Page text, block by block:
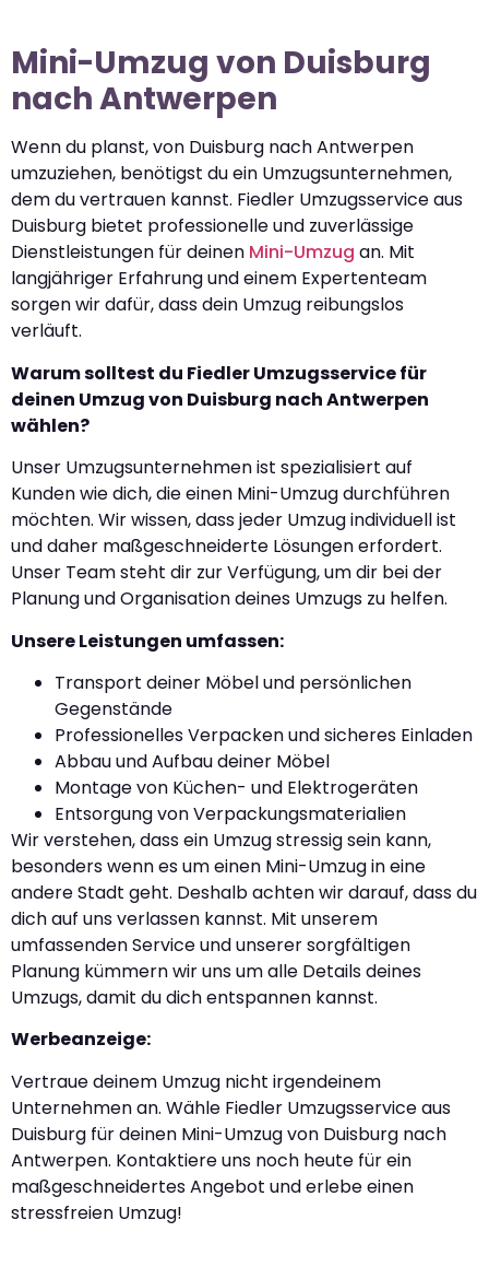
Mini-Umzug von Duisburg
nach Antwerpen
Wenn du planst, von Duisburg nach Antwerpen
umzuziehen, benötigst du ein Umzugsunternehmen,
dem du vertrauen kannst. Fiedler Umzugsservice aus
Duisburg bietet professionelle und zuverlässige
Dienstleistungen für deinen Mini-Umzug an. Mit
langjähriger Erfahrung und einem Expertenteam
sorgen wir dafür, dass dein Umzug reibungslos
verläuft.
Warum solltest du Fiedler Umzugsservice für
deinen Umzug von Duisburg nach Antwerpen
wählen?
Unser Umzugsunternehmen ist spezialisiert auf
Kunden wie dich, die einen Mini-Umzug durchführen
möchten. Wir wissen, dass jeder Umzug individuell ist
und daher maßgeschneiderte Lösungen erfordert.
Unser Team steht dir zur Verfügung, um dir bei der
Planung und Organisation deines Umzugs zu helfen.
Unsere Leistungen umfassen:
Transport deiner Möbel und persönlichen
Gegenstände
Professionelles Verpacken und sicheres Einladen
Abbau und Aufbau deiner Möbel
Montage von Küchen- und Elektrogeräten
Entsorgung von Verpackungsmaterialien
Wir verstehen, dass ein Umzug stressig sein kann,
besonders wenn es um einen Mini-Umzug in eine
andere Stadt geht. Deshalb achten wir darauf, dass du
dich auf uns verlassen kannst. Mit unserem
umfassenden Service und unserer sorgfältigen
Planung kümmern wir uns um alle Details deines
Umzugs, damit du dich entspannen kannst.
Werbeanzeige:
Vertraue deinem Umzug nicht irgendeinem
Unternehmen an. Wähle Fiedler Umzugsservice aus
Duisburg für deinen Mini-Umzug von Duisburg nach
Antwerpen. Kontaktiere uns noch heute für ein
maßgeschneidertes Angebot und erlebe einen
stressfreien Umzug!